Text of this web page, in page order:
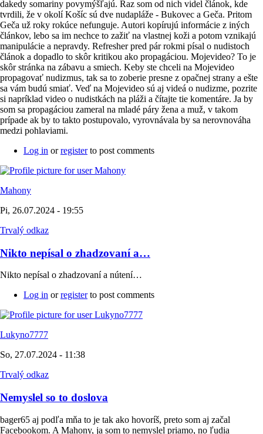
dakedy somariny povymýšľajú. Raz som od nich videl článok, kde
tvrdili, že v okolí Košíc sú dve nudapláže - Bukovec a Geča. Pritom
Geča už roky rokúce nefunguje. Autori kopírujú informácie z iných
článkov, lebo sa im nechce to zažiť na vlastnej koži a potom vznikajú
manipulácie a nepravdy. Refresher pred pár rokmi písal o nudistoch
článok a dopadlo to skôr kritikou ako propagáciou. Mojevideo? To je
skôr stránka na zábavu a smiech. Keby ste chceli na Mojevideo
propagovať nudizmus, tak sa to zoberie presne z opačnej strany a ešte
sa vám budú smiať. Veď na Mojevideo sú aj videá o nudizme, pozrite
si napríklad video o nudistkách na pláži a čítajte tie komentáre. Ja by
som sa propagáciou zameral na mladé páry žena a muž, v takom
prípade ak by to takto postupovalo, vyrovnávala by sa nerovnováha
medzi pohlaviami.
Log in orregisterto post comments
Mahony
Pi, 26.07.2024 - 19:55
Trvalý odkaz
Nikto nepísal o zhadzovaní a…
Nikto nepísal o zhadzovaní a nútení…
Log in orregisterto post comments
Lukyno7777
So, 27.07.2024 - 11:38
Trvalý odkaz
Nemyslel so to doslova
bager65 aj podľa mňa to je tak ako hovoríš, preto som aj začal
Facebookom. A Mahony, ja som to nemyslel priamo, no ľudia